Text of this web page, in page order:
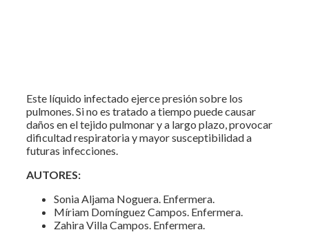
Este líquido infectado ejerce presión sobre los
pulmones. Si no es tratado a tiempo puede causar
daños en el tejido pulmonar y a largo plazo, provocar
dificultad respiratoria y mayor susceptibilidad a
futuras infecciones.
AUTORES:
Sonia Aljama Noguera. Enfermera.
Míriam Domínguez Campos. Enfermera.
Zahira Villa Campos. Enfermera.